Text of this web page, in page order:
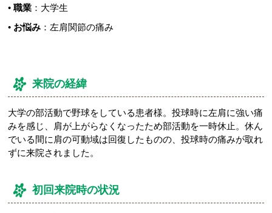
•職業 ：大学生
• お悩み ：左肩関節の痛み
来院の経緯
大学の部活動で野球をしている患者様。投球時に左肩に強い痛
みを感じ、肩が上がらなくなったため部活動を一時休止。休ん
でいる間に肩の可動域は回復したものの、投球時の痛みが取れ
ずに来院されました。
初回来院時の状況